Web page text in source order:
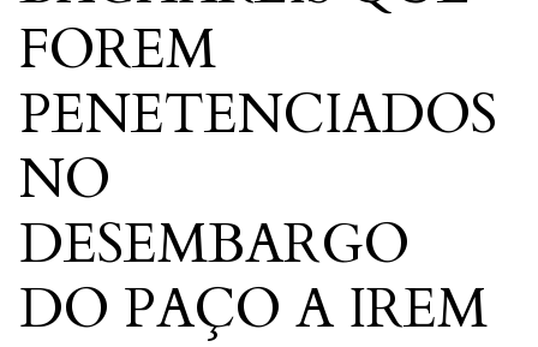
FOREM
PENETENCIADOS
NO
DESEMBARGO
DO PAÇO A IREM